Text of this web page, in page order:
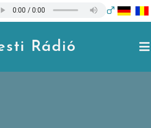
Rádió